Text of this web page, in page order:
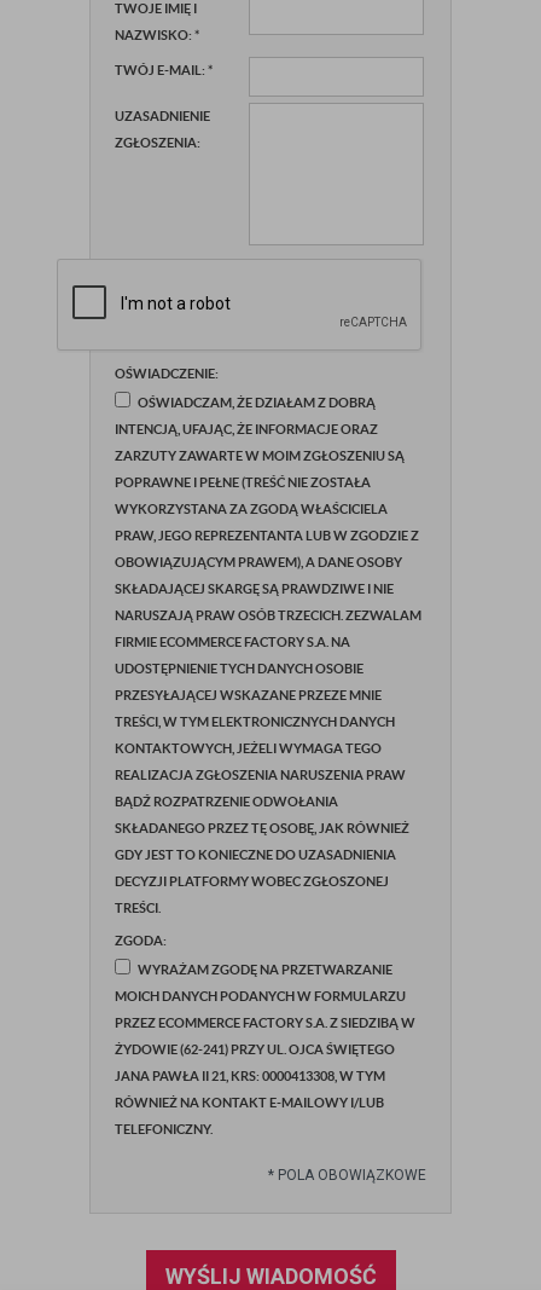
TWOJE IMIĘ I
NAZWISKO: *
TWÓJ E-MAIL: *
UZASADNIENIE
ZGŁOSZENIA:
OŚWIADCZENIE:
OŚWIADCZAM, ŻE DZIAŁAM Z DOBRĄ
INTENCJĄ, UFAJĄC, ŻE INFORMACJE ORAZ
ZARZUTY ZAWARTE W MOIM ZGŁOSZENIU SĄ
POPRAWNE I PEŁNE (TREŚĆ NIE ZOSTAŁA
WYKORZYSTANA ZA ZGODĄ WŁAŚCICIELA
PRAW, JEGO REPREZENTANTA LUB W ZGODZIE Z
OBOWIĄZUJĄCYM PRAWEM), A DANE OSOBY
SKŁADAJĄCEJ SKARGĘ SĄ PRAWDZIWE I NIE
NARUSZAJĄ PRAW OSÓB TRZECICH. ZEZWALAM
FIRMIE ECOMMERCE FACTORY S.A. NA
UDOSTĘPNIENIE TYCH DANYCH OSOBIE
PRZESYŁAJĄCEJ WSKAZANE PRZEZE MNIE
TREŚCI, W TYM ELEKTRONICZNYCH DANYCH
KONTAKTOWYCH, JEŻELI WYMAGA TEGO
REALIZACJA ZGŁOSZENIA NARUSZENIA PRAW
BĄDŹ ROZPATRZENIE ODWOŁANIA
SKŁADANEGO PRZEZ TĘ OSOBĘ, JAK RÓWNIEŻ
GDY JEST TO KONIECZNE DO UZASADNIENIA
DECYZJI PLATFORMY WOBEC ZGŁOSZONEJ
TREŚCI.
ZGODA:
WYRAŻAM ZGODĘ NA PRZETWARZANIE
MOICH DANYCH PODANYCH W FORMULARZU
PRZEZ ECOMMERCE FACTORY S.A. Z SIEDZIBĄ W
ŻYDOWIE (62-241) PRZY UL. OJCA ŚWIĘTEGO
JANA PAWŁA II 21, KRS: 0000413308, W TYM
RÓWNIEŻ NA KONTAKT E-MAILOWY I/LUB
TELEFONICZNY.
* POLA OBOWIĄZKOWE
WYŚLIJ WIADOMOŚĆ